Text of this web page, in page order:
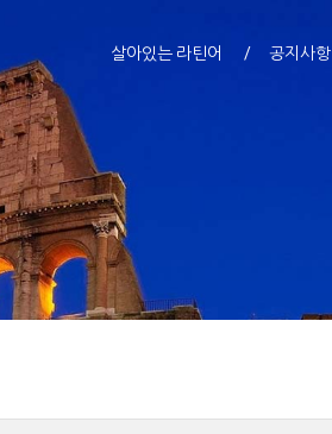
살아있는 라틴어 공지사항